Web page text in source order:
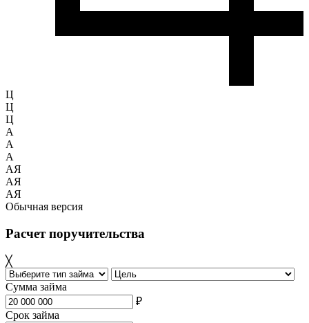
Ц
Ц
Ц
A
A
A
АЯ
АЯ
АЯ
Обычная версия
Расчет поручительства
╳
Сумма займа
₽
Срок займа